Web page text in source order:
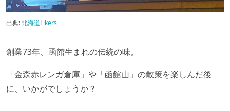
出典:北海道Likers
創業73年、函館生まれの伝統の味。
「金森赤レンガ倉庫」や「函館山」の散策を楽しんだ後
に、いかがでしょうか？